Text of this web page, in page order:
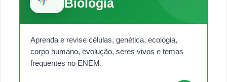
Biologia
Aprenda e revise células, genética, ecologia,
corpo humano, evolução, seres vivos e temas
frequentes no ENEM.